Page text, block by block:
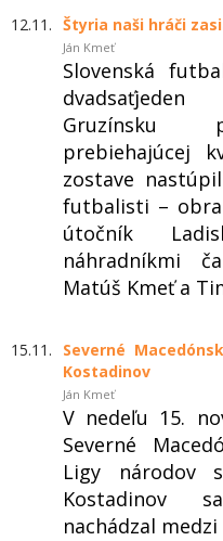
12.11. Štyria naši hráči
Ján Kmeť
Slovenská
Gruzínsku
prebiehajúcej
zostave
futbalisti –
útočník
náhradníkmi
Matúš Kmeť a
15.11.
Severné
Kostadinov
Ján Kmeť
V nedeľu 15.
Severné
Ligy národov
Kostadinov
nachádzal